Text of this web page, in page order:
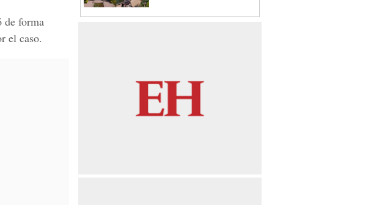
de forma
el caso.